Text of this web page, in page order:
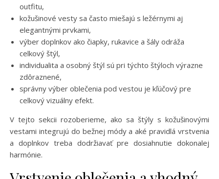
outfitu,
kožušinové vesty sa často miešajú s ležérnymi aj
elegantnými prvkami,
výber doplnkov ako čiapky, rukavice a šály odráža
celkový štýl,
individualita a osobný štýl sú pri týchto štýloch výrazne
zdôraznené,
správny výber oblečenia pod vestou je kľúčový pre
celkový vizuálny efekt.
V tejto sekcii rozoberieme, ako sa štýly s kožušinovými
vestami integrujú do bežnej módy a aké pravidlá vrstvenia
a doplnkov treba dodržiavať pre dosiahnutie dokonalej
harmónie.